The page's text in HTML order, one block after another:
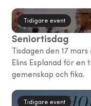
Tidigare event
Seniortisdag
Tisdagen den 17
Elins Esplanad för en
gemenskap och fika.
Tidigare event